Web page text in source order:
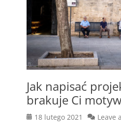
Jak napisać
brakuje Ci
Posted
18 lutego 2021 Leave